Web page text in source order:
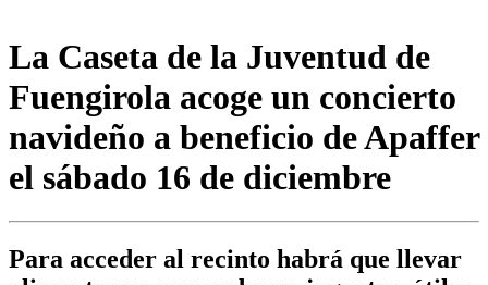
La Caseta de la Juventud de
Fuengirola acoge un concierto
navideño a beneficio de Apaffer
el sábado 16 de diciembre
Para acceder al recinto habrá que llevar